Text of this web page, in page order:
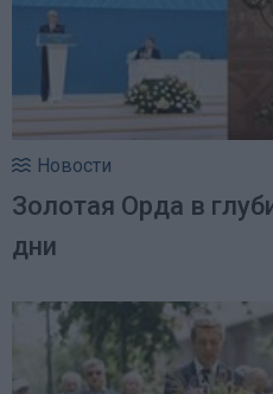
Новости
Золотая Орда в
дни